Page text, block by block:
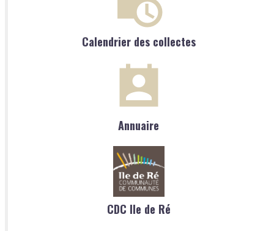
Calendrier des collectes
Annuaire
CDC Ile de Ré